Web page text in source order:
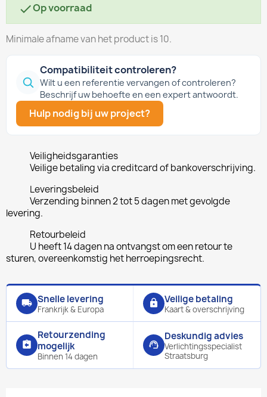
Op voorraad
Minimale afname van het product is 10.
Compatibiliteit controleren?
Wilt u een referentie vervangen of controleren?
Beschrijf uw behoefte en een expert antwoordt.
Hulp nodig bij uw project?
Veiligheidsgaranties
Veilige betaling via creditcard of bankoverschrijving.
Leveringsbeleid
Verzending binnen 2 tot 5 dagen met gevolgde
levering.
Retourbeleid
U heeft 14 dagen na ontvangst om een retour te
sturen, overeenkomstig het herroepingsrecht.
local_shipping Snelle levering
Frankrijk & Europa
lock Veilige betaling
Kaart & overschrijving
assignment_return
Retourzending
mogelijk
Binnen 14 dagen
support_agent
Deskundig advies
Verlichtingsspecialist
Straatsburg